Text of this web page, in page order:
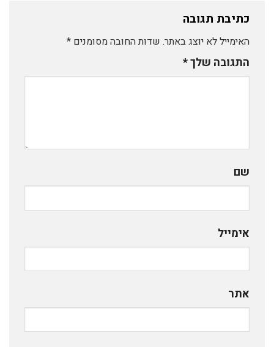
כתיבת תגובה
האימייל לא יוצג באתר. שדות החובה מסומנים *
התגובה שלך*
שם
אימייל
אתר